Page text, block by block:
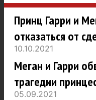
Принц Гарри и
отказаться от
10.10.2021
Меган и Гарри
трагедии
05.09.2021